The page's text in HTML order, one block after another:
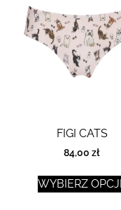
FIGI CATS
84,00 zł
WYBIERZ